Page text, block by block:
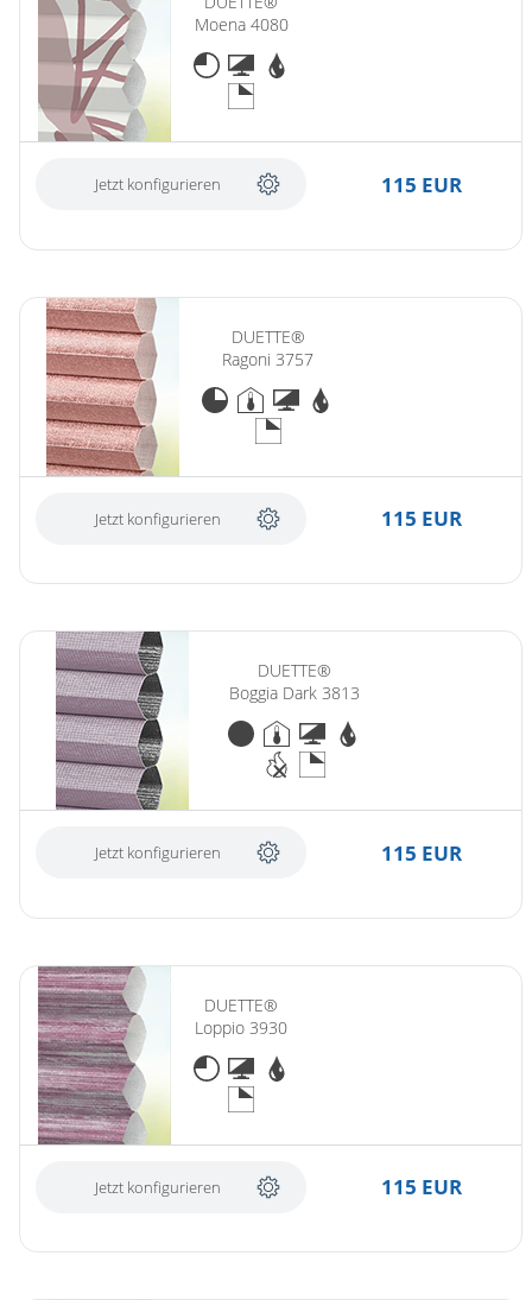
Moena 4080
Jetzt konfigurieren 115 EUR
DUETTE®
Ragoni 3757
Jetzt konfigurieren 115 EUR
DUETTE®
Boggia Dark 3813
Jetzt konfigurieren 115 EUR
DUETTE®
Loppio 3930
Jetzt konfigurieren 115 EUR